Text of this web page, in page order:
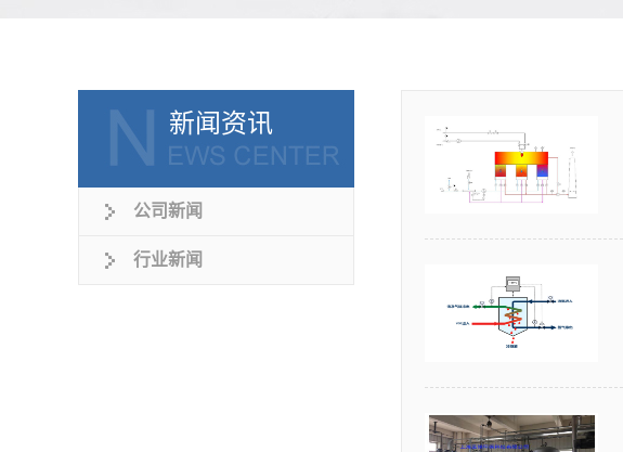
新闻资讯
公司新闻
行业新闻